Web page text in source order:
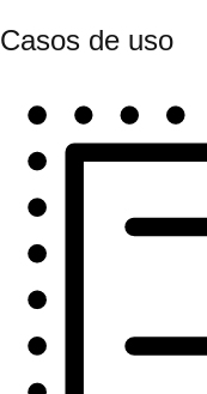
Casos de uso